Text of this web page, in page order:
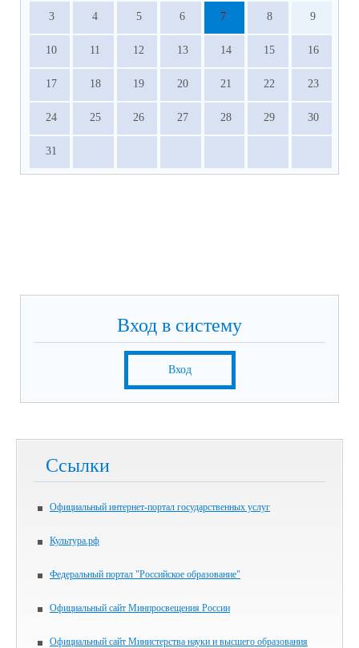
3 4 5 6 7 8 9
10 11 12 13 14 15 16
17 18 19 20 21 22 23
24 25 26 27 28 29 30
31
Вход в систему
Вход
Ссылки
Официальный интернет-портал государственных услуг
Культура.рф
Федеральный портал "Российское образование"
Официальный сайт Минпросвещения России
Официальный сайт Министерства науки и высшего образования